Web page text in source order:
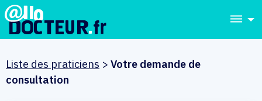
dehaze
Liste des praticiens > Votre demande de
consultation